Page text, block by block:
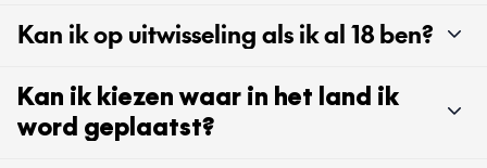
Kan ik op uitwisseling als ik al 18 ben?
Kan ik kiezen waar in het land ik
word geplaatst?